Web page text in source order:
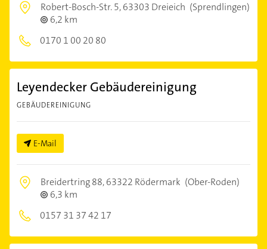
Robert-Bosch-Str. 5,63303 Dreieich (Sprendlingen)
6,2 km
0170 1 00 20 80
Leyendecker Gebäudereinigung
GEBÄUDEREINIGUNG
E-Mail
Breidertring 88,63322 Rödermark (Ober-Roden)
6,3 km
0157 31 37 42 17